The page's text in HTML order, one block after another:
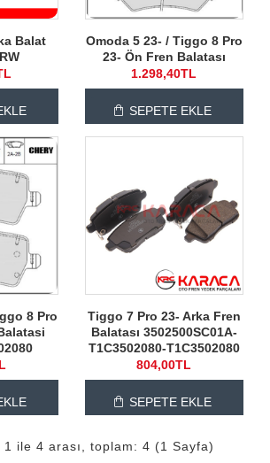
Balat
Omoda 5 23- / Tiggo 8 Pro
23- Ön Fren Balatası
1.298,40TL
SEPETE EKLE
8 Pro
Tiggo 7 Pro 23- Arka Fren
Balatası 3502500SC01A-
T1C3502080-T1C3502080
804,00TL
SEPETE EKLE
ile 4 arası, toplam: 4 (1 Sayfa)